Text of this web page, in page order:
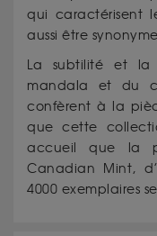
qui caractérisent
aussi être
La subtilité et la
mandala et du
confèrent à la
que cette
accueil que la
Canadian Mint,
4000 exemplaires